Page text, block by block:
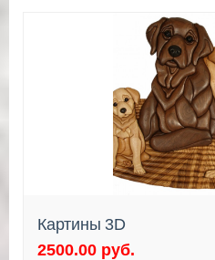
Картины 3D
2500.00 руб.